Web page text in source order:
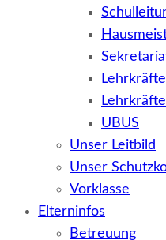
Lehrkräfte
UBUS
Unser Leitbild
Unser
Vorklasse
Elterninfos
Betreuung